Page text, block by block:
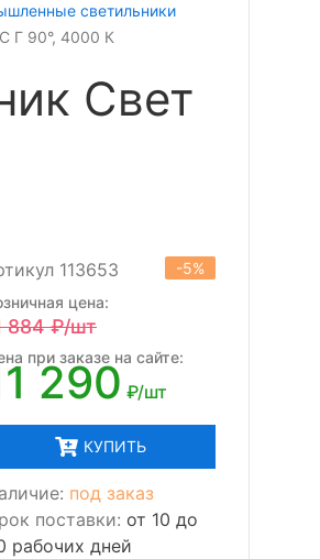
светильники
Г 90°, 4000 К
Свет
113653
-5%
цена:
884₽/шт
при заказе на сайте:
290 ₽/шт
КУПИТЬ
под заказ
поставки: от 10 до
рабочих дней